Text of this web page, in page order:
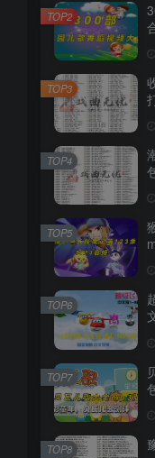
TOP2
TOP3
TOP4
TOP5
TOP6
TOP7
TOP8